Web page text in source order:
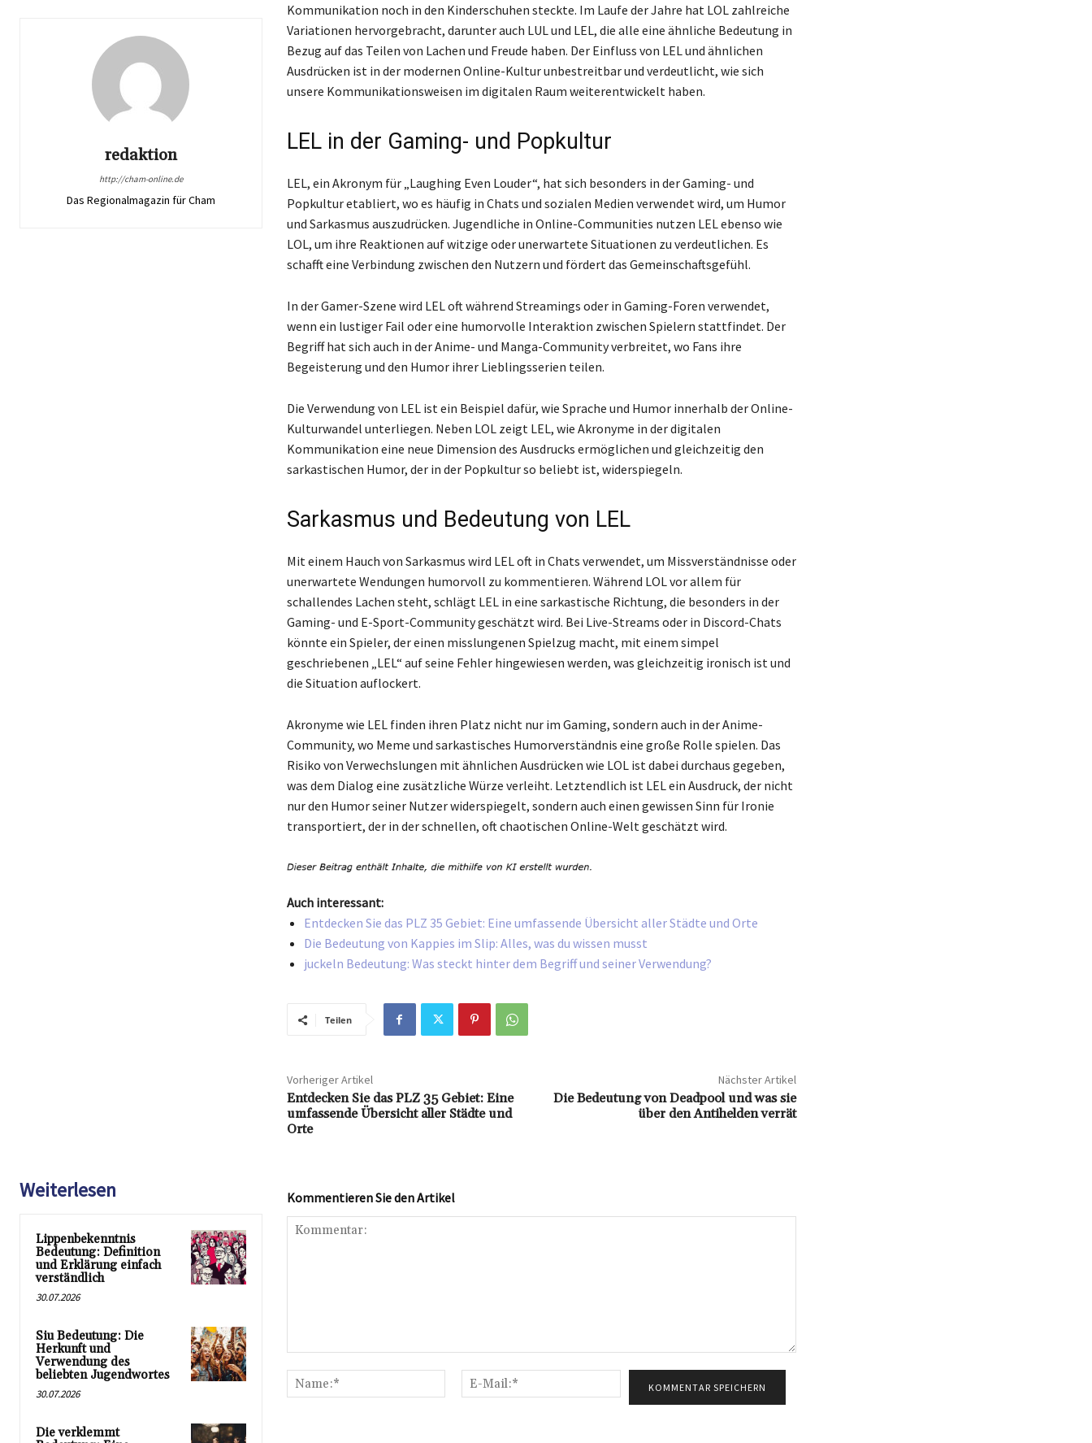
redaktion
http://cham-online.de
Das Regionalmagazin für Cham
Kommunikation noch in den Kinderschuhen steckte. Im Laufe der Jahre hat LOL zahlreiche
Variationen hervorgebracht, darunter auch LUL und LEL, die alle eine ähnliche Bedeutung in
Bezug auf das Teilen von Lachen und Freude haben. Der Einfluss von LEL und ähnlichen
Ausdrücken ist in der modernen Online-Kultur unbestreitbar und verdeutlicht, wie sich
unsere Kommunikationsweisen im digitalen Raum weiterentwickelt haben.
LEL in der Gaming- und Popkultur
LEL, ein Akronym für „Laughing Even Louder“, hat sich besonders in der Gaming- und
Popkultur etabliert, wo es häufig in Chats und sozialen Medien verwendet wird, um Humor
und Sarkasmus auszudrücken. Jugendliche in Online-Communities nutzen LEL ebenso wie
LOL, um ihre Reaktionen auf witzige oder unerwartete Situationen zu verdeutlichen. Es
schafft eine Verbindung zwischen den Nutzern und fördert das Gemeinschaftsgefühl.
In der Gamer-Szene wird LEL oft während Streamings oder in Gaming-Foren verwendet,
wenn ein lustiger Fail oder eine humorvolle Interaktion zwischen Spielern stattfindet. Der
Begriff hat sich auch in der Anime- und Manga-Community verbreitet, wo Fans ihre
Begeisterung und den Humor ihrer Lieblingsserien teilen.
Die Verwendung von LEL ist ein Beispiel dafür, wie Sprache und Humor innerhalb der Online-
Kulturwandel unterliegen. Neben LOL zeigt LEL, wie Akronyme in der digitalen
Kommunikation eine neue Dimension des Ausdrucks ermöglichen und gleichzeitig den
sarkastischen Humor, der in der Popkultur so beliebt ist, widerspiegeln.
Sarkasmus und Bedeutung von LEL
Mit einem Hauch von Sarkasmus wird LEL oft in Chats verwendet, um Missverständnisse oder
unerwartete Wendungen humorvoll zu kommentieren. Während LOL vor allem für
schallendes Lachen steht, schlägt LEL in eine sarkastische Richtung, die besonders in der
Gaming- und E-Sport-Community geschätzt wird. Bei Live-Streams oder in Discord-Chats
könnte ein Spieler, der einen misslungenen Spielzug macht, mit einem simpel
geschriebenen „LEL“ auf seine Fehler hingewiesen werden, was gleichzeitig ironisch ist und
die Situation auflockert.
Akronyme wie LEL finden ihren Platz nicht nur im Gaming, sondern auch in der Anime-
Community, wo Meme und sarkastisches Humorverständnis eine große Rolle spielen. Das
Risiko von Verwechslungen mit ähnlichen Ausdrücken wie LOL ist dabei durchaus gegeben,
was dem Dialog eine zusätzliche Würze verleiht. Letztendlich ist LEL ein Ausdruck, der nicht
nur den Humor seiner Nutzer widerspiegelt, sondern auch einen gewissen Sinn für Ironie
transportiert, der in der schnellen, oft chaotischen Online-Welt geschätzt wird.
Auch interessant:
Entdecken Sie das PLZ 35 Gebiet: Eine umfassende Übersicht aller Städte und Orte
Die Bedeutung von Kappies im Slip: Alles, was du wissen musst
juckeln Bedeutung: Was steckt hinter dem Begriff und seiner Verwendung?
Teilen
Vorheriger Artikel
Entdecken Sie das PLZ 35 Gebiet: Eine
umfassende Übersicht aller Städte und
Orte
Nächster Artikel
Die Bedeutung von Deadpool und was sie
über den Antihelden verrät
Weiterlesen
Lippenbekenntnis
Bedeutung: Definition
und Erklärung einfach
verständlich
30.07.2026
Siu Bedeutung: Die
Herkunft und
Verwendung des
beliebten Jugendwortes
30.07.2026
Die verklemmt
Kommentieren Sie den Artikel
Name:*
Mail:*